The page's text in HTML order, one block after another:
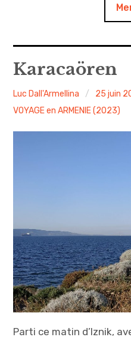
Accueil
A propos
Karacaören
Luc Dall'Armellina 25 juin
VOYAGE en ARMENIE (2023)
Parti ce matin d’Iznik,